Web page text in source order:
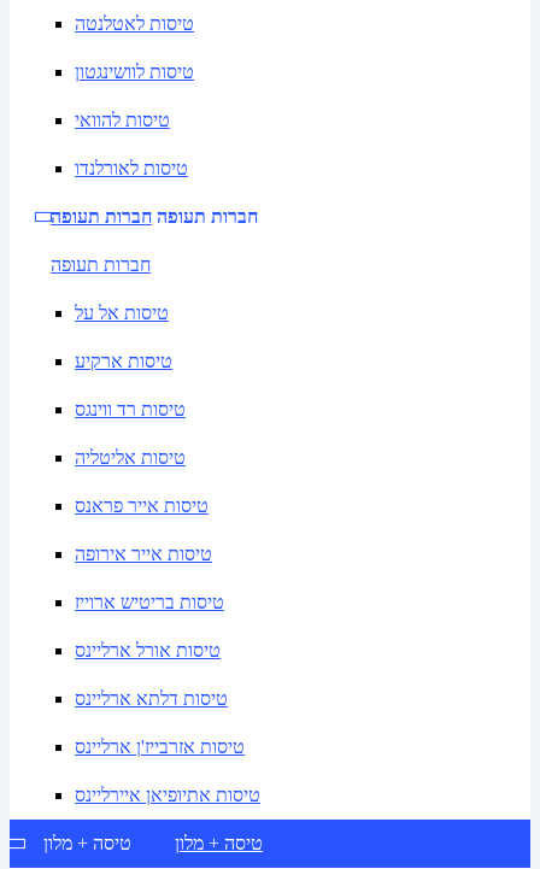
טיסות לאטלנטה
טיסות לוושינגטון
טיסות להוואי
טיסות לאורלנדו
חברות תעופה חברות תעופה
חברות תעופה
טיסות אל על
טיסות ארקיע
טיסות רד ווינגס
טיסות אליטליה
טיסות אייר פראנס
טיסות אייר אירופה
טיסות בריטיש ארוייז
טיסות אורל ארליינס
טיסות דלתא ארליינס
טיסות אזרבייז'ן ארליינס
טיסות אתיופיאן איירליינס
טיסה + מלון טיסה + מלון